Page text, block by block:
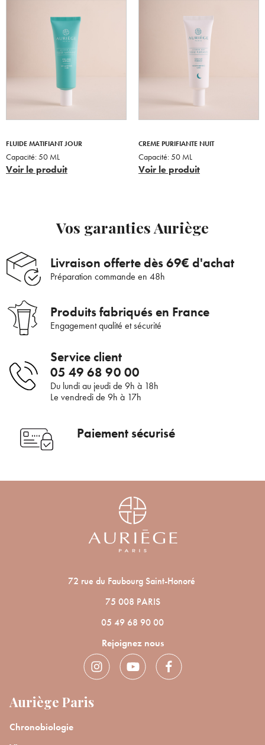
Supprimer le produit ?
panier ?
FLUIDE MATIFIANT JOUR
Capacité:50 ML
Voir le produit
CREME PURIFIANTE NUIT
Capacité:50 ML
Voir le produit
Vos garanties Auriège
Livraison offerte dès 69€ d'achat
Préparation commande en 48h
Produits fabriqués en France
Engagement qualité et sécurité
Service client
05 49 68 90 00
Du lundi au jeudi de 9h à 18h
Le vendredi de 9h à 17h
Paiement sécurisé
72 rue du Faubourg Saint-Honoré
75 008 PARIS
05 49 68 90 00
Rejoignez nous
Auriège Paris
Chronobiologie
Bienvenue !
Pour être au courant de nos dernières
nouveautés ou promotions en cours et
vous à notre Newsletter.
En renseignant votre adresse e-mail, vous acceptez de recevoir des
communications par e-mail de la part d’Auriège.